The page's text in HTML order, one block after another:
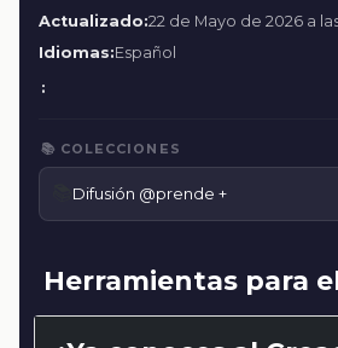
Actualizado:22 de Mayo de 2026 a las
Idiomas:Español
:
📚 COLECCIONES
Difusión @prende +
Herramientas para